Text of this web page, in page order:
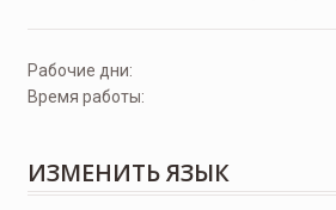
Рабочие дни:
Время работы:
ИЗМЕНИТЬ ЯЗЫК